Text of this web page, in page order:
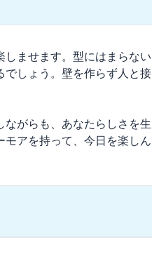
ませます。型にはまらない
しょう。壁を作らず人と接
ながらも、あなたらしさを生
アを持って、今日を楽しん